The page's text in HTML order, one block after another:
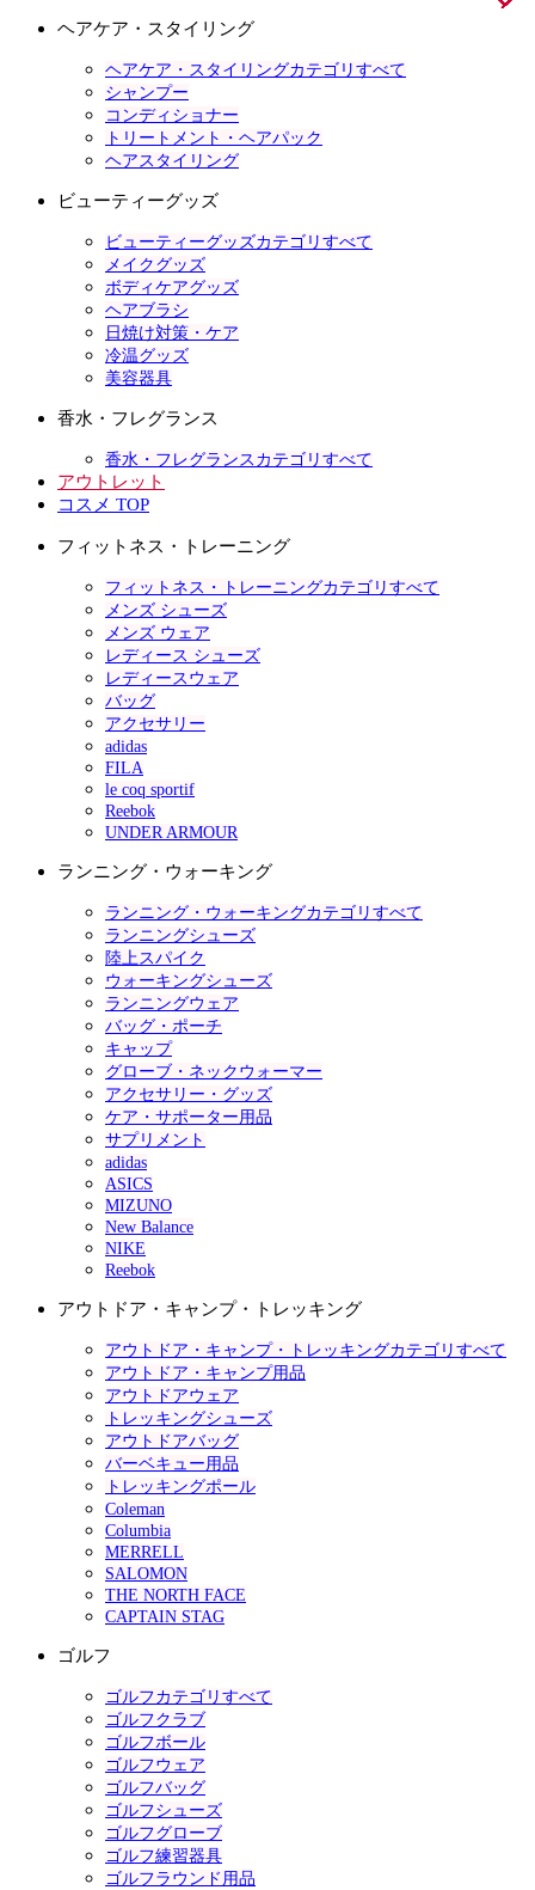
ヘアケア・スタイリング
ヘアケア・スタイリングカテゴリすべて
シャンプー
コンディショナー
トリートメント・ヘアパック
ヘアスタイリング
ビューティーグッズ
ビューティーグッズカテゴリすべて
メイクグッズ
ボディケアグッズ
ヘアブラシ
日焼け対策・ケア
冷温グッズ
美容器具
香水・フレグランス
香水・フレグランスカテゴリすべて
アウトレット
コスメ TOP
フィットネス・トレーニング
フィットネス・トレーニングカテゴリすべて
メンズ シューズ
メンズ ウェア
レディース シューズ
レディースウェア
バッグ
アクセサリー
adidas
FILA
le coq sportif
Reebok
UNDER ARMOUR
ランニング・ウォーキング
ランニング・ウォーキングカテゴリすべて
ランニングシューズ
陸上スパイク
ウォーキングシューズ
ランニングウェア
バッグ・ポーチ
キャップ
グローブ・ネックウォーマー
アクセサリー・グッズ
ケア・サポーター用品
サプリメント
adidas
ASICS
MIZUNO
New Balance
NIKE
Reebok
アウトドア・キャンプ・トレッキング
アウトドア・キャンプ・トレッキングカテゴリすべて
アウトドア・キャンプ用品
アウトドアウェア
トレッキングシューズ
アウトドアバッグ
バーベキュー用品
トレッキングポール
Coleman
Columbia
MERRELL
SALOMON
THE NORTH FACE
CAPTAIN STAG
ゴルフ
ゴルフカテゴリすべて
ゴルフクラブ
ゴルフボール
ゴルフウェア
ゴルフバッグ
ゴルフシューズ
ゴルフグローブ
ゴルフ練習器具
ゴルフラウンド用品